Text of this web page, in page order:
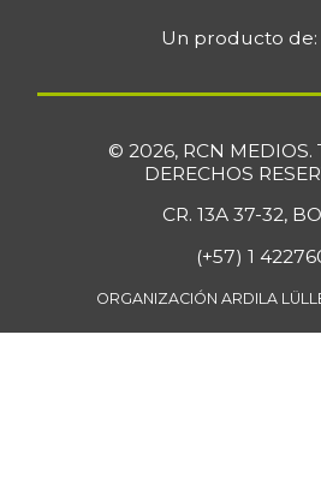
Un producto de:
© 2026, RCN MEDIOS.
DERECHOS
CR. 13A 37-32,
(+57) 1
ORGANIZACIÓN ARDILA